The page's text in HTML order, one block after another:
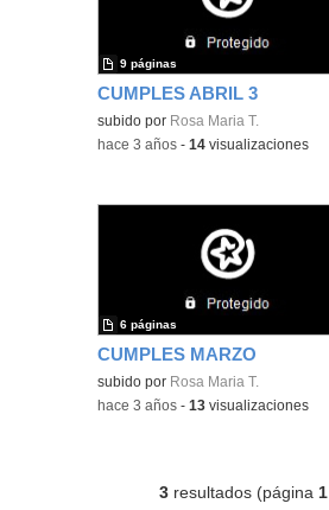
CUMPLES ABRIL 3
Contenido educativo.
subido por Rosa Maria T.
9 páginas
-hace 3 años -14 visualizaciones
CUMPLES MARZO
Contenido educativo.
subido por Rosa Maria T.
6 páginas
-hace 3 años -13 visualizaciones
3 resultados (página 1